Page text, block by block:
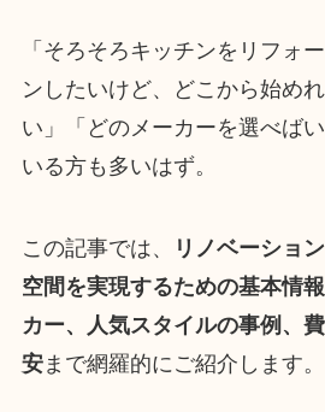
「そろそろキッチンをリフォ
ンしたいけど、どこから始め
い」「どのメーカーを選べば
いる方も多いはず。
この記事では、
リノベーショ
空間を実現するための基本情
カー、人気スタイルの事例、
安まで網羅的にご紹介します。